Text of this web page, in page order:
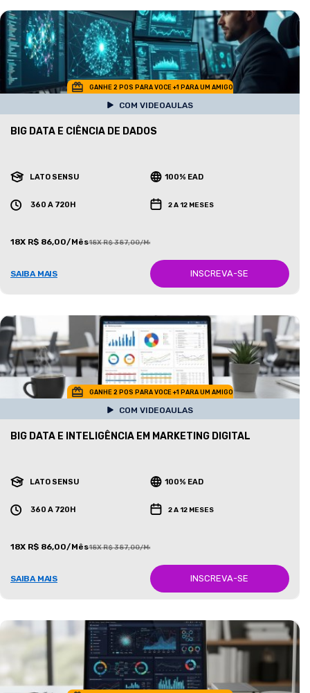
GANHE 2 POS PARA VOCE +1 PARA UM AMIGO
COM VIDEOAULAS
BIG DATA E CIÊNCIA DE DADOS
LATO SENSU 100% EAD
360 A 720H 2 A 12 MESES
18X R$ 86,00/Mês18X R$ 387,00/Mês
SAIBA MAIS INSCREVA-SE
GANHE 2 POS PARA VOCE +1 PARA UM AMIGO
COM VIDEOAULAS
BIG DATA E INTELIGÊNCIA EM MARKETING DIGITAL
LATO SENSU 100% EAD
360 A 720H 2 A 12 MESES
18X R$ 86,00/Mês18X R$ 387,00/Mês
SAIBA MAIS INSCREVA-SE